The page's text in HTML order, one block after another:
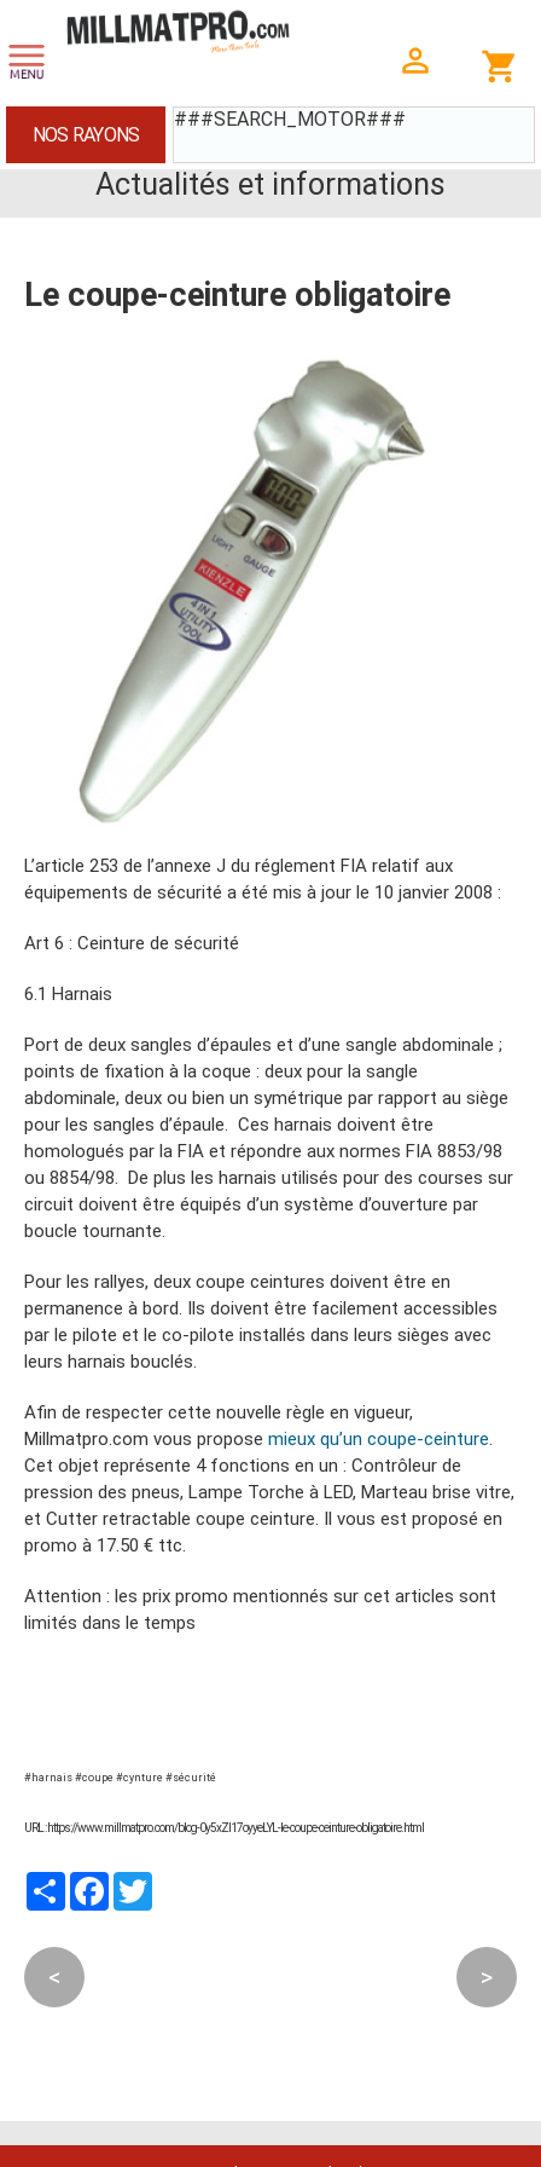
###SEARCH_MOTOR###
NOS RAYONS
Actualités et informations
Le coupe-ceinture obligatoire
L’article 253 de l’annexe J du réglement FIA relatif aux
équipements de sécurité a été mis à jour le 10 janvier 2008 :
Art 6 : Ceinture de sécurité
6.1 Harnais
Port de deux sangles d’épaules et d’une sangle abdominale ;
points de fixation à la coque : deux pour la sangle
abdominale, deux ou bien un symétrique par rapport au siège
pour les sangles d’épaule. Ces harnais doivent être
homologués par la FIA et répondre aux normes FIA 8853/98
ou 8854/98. De plus les harnais utilisés pour des courses sur
circuit doivent être équipés d’un système d’ouverture par
boucle tournante.
Pour les rallyes, deux coupe ceintures doivent être en
permanence à bord. Ils doivent être facilement accessibles
par le pilote et le co-pilote installés dans leurs sièges avec
leurs harnais bouclés.
Afin de respecter cette nouvelle règle en vigueur,
Millmatpro.com vous propose mieux qu’un coupe-ceinture.
Cet objet représente 4 fonctions en un : Contrôleur de
pression des pneus, Lampe Torche à LED, Marteau brise vitre,
et Cutter retractable coupe ceinture. Il vous est proposé en
promo à 17.50 € ttc.
Attention : les prix promo mentionnés sur cet articles sont
limités dans le temps
#harnais #coupe #cynture #sécurité
URL : https://www.millmatpro.com/blog-0y5xZI17oyyeLYL-le-coupe-ceinture-obligatoire.html
PartagerFacebook
< >